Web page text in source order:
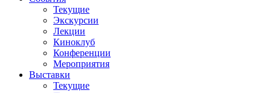
Текущие
Экскурсии
Лекции
Киноклуб
Конференции
Мероприятия
Выставки
Текущие